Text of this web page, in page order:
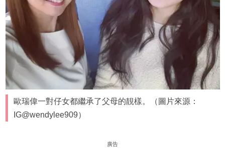
歐瑞偉一對仔女都繼承了父母的靚樣。（圖片來源：
IG@wendylee909）
廣告